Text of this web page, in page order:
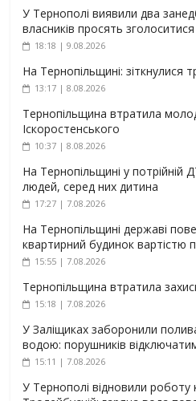
У Тернополі виявили два
власників просять зголоситися
18:18 | 9.08.2026
На Тернопільщині: зіткнулися
13:17 | 8.08.2026
Тернопільщина втратила
Іскоростенського
10:37 | 8.08.2026
На Тернопільщині у
людей, серед них дитина
17:27 | 7.08.2026
На Тернопільщині державі
квартирний будинок вартістю
15:55 | 7.08.2026
Тернопільщина втратила
15:18 | 7.08.2026
У Заліщиках заборонили
водою: порушників
15:11 | 7.08.2026
У Тернополі відновили роботу